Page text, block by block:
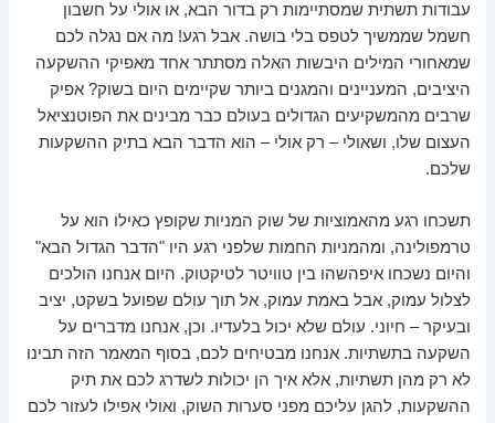
עבודות תשתית שמסתיימות רק בדור הבא, או אולי על חשבון
חשמל שממשיך לטפס בלי בושה. אבל רגע! מה אם נגלה לכם
שמאחורי המילים היבשות האלה מסתתר אחד מאפיקי ההשקעה
היציבים, המעניינים והמגנים ביותר שקיימים היום בשוק? אפיק
שרבים מהמשקיעים הגדולים בעולם כבר מבינים את הפוטנציאל
העצום שלו, ושאולי – רק אולי – הוא הדבר הבא בתיק ההשקעות
שלכם.
תשכחו רגע מהאמוציות של שוק המניות שקופץ כאילו הוא על
טרמפולינה, ומהמניות החמות שלפני רגע היו "הדבר הגדול הבא"
והיום נשכחו איפהשהו בין טוויטר לטיקטוק. היום אנחנו הולכים
לצלול עמוק, אבל באמת עמוק, אל תוך עולם שפועל בשקט, יציב
ובעיקר – חיוני. עולם שלא יכול בלעדיו. וכן, אנחנו מדברים על
השקעה בתשתיות. אנחנו מבטיחים לכם, בסוף המאמר הזה תבינו
לא רק מהן תשתיות, אלא איך הן יכולות לשדרג לכם את תיק
ההשקעות, להגן עליכם מפני סערות השוק, ואולי אפילו לעזור לכם